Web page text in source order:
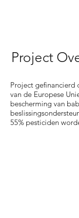
Project
Project gefinancierd
van de Europese
bescherming van
55% pesticiden